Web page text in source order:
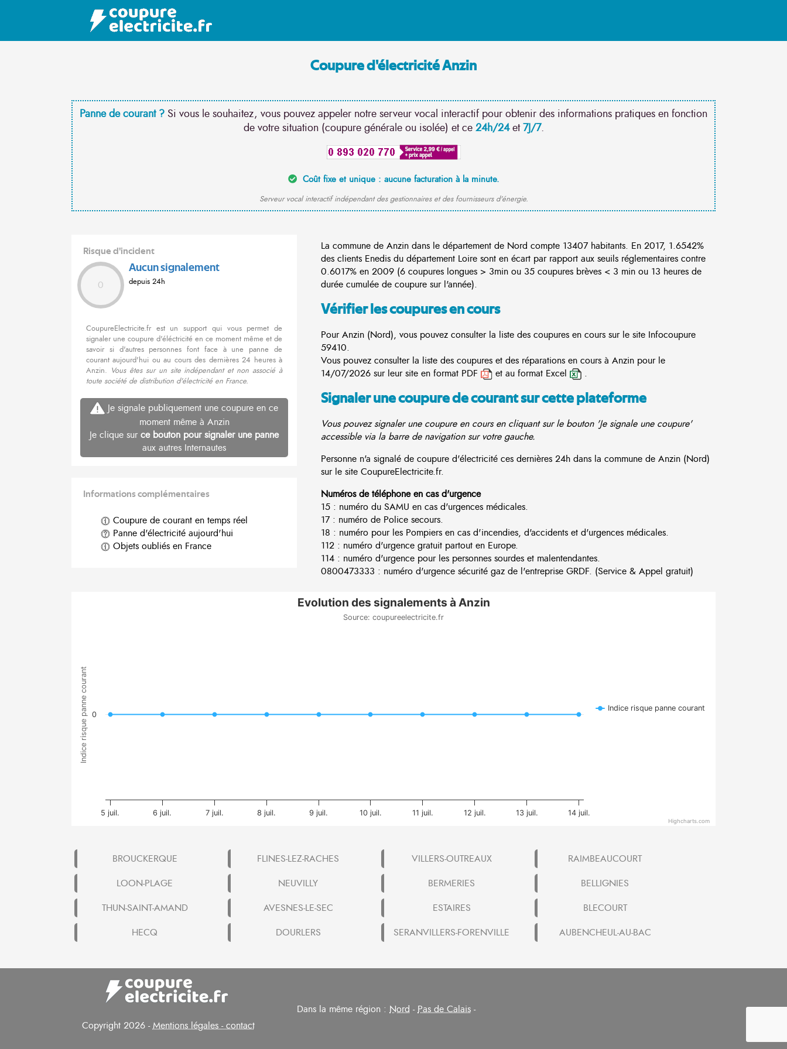
Coupure d'électricité Anzin
Panne de courant ? Si vous le souhaitez, vous pouvez appeler notre serveur vocal interactif pour obtenir des informations pratiques en fonction
de votre situation (coupure générale ou isolée) et ce 24h/24et7J/7.
Coût fixe et unique : aucune facturation à la minute.
Serveur vocal interactif indépendant des gestionnaires et des fournisseurs d'énergie.
Risque d'incident
0
Aucun signalement
depuis 24h
CoupureElectricite.fr est un support qui vous permet de
signaler une coupure d'éléctricité en ce moment même et de
savoir si d'autres personnes font face à une panne de
courant aujourd'hui ou au cours des dernières 24 heures à
Anzin. Vous êtes sur un site indépendant et non associé à
toute société de distribution d'électricité en France.
Je signale publiquement une coupure en ce
moment même à Anzin
Je clique sur ce bouton pour signaler une panne
aux autres Internautes
Informations complémentaires
Coupure de courant en temps réel
Panne d'électricité aujourd'hui
Objets oubliés en France
La commune de Anzin dans le département de Nord compte 13407 habitants. En 2017, 1.6542%
des clients Enedis du département Loire sont en écart par rapport aux seuils réglementaires contre
0.6017% en 2009 (6 coupures longues > 3min ou 35 coupures brèves < 3 min ou 13 heures de
durée cumulée de coupure sur l'année).
Vérifier les coupures en cours
Pour Anzin (Nord), vous pouvez consulter la liste des coupures en cours sur le site Infocoupure
59410.
Vous pouvez consulter la liste des coupures et des réparations en cours à Anzin pour le
14/07/2026 sur leur site en format PDF
et au format Excel .
Signaler une coupure de courant sur cette plateforme
Vous pouvez signaler une coupure en cours en cliquant sur le bouton 'Je signale une coupure'
accessible via la barre de navigation sur votre gauche.
Personne n'a signalé de coupure d'électricité ces dernières 24h dans la commune de Anzin (Nord)
sur le site CoupureElectricite.fr.
Numéros de téléphone en cas d'urgence
15 : numéro du SAMU en cas d'urgences médicales.
17 : numéro de Police secours.
18 : numéro pour les Pompiers en cas d'incendies, d'accidents et d'urgences médicales.
112 : numéro d'urgence gratuit partout en Europe.
114 : numéro d'urgence pour les personnes sourdes et malentendantes.
0800473333 : numéro d'urgence sécurité gaz de l'entreprise GRDF. (Service & Appel gratuit)
Indice risque panne courant
Evolution des signalements à Anzin
Source: coupureelectricite.fr
Indice risque panne courant
5 juil. 6 juil. 7 juil. 8 juil. 9 juil. 10 juil. 11 juil. 12 juil. 13 juil. 14 juil.
0
Highcharts.com
BROUCKERQUE FLINES-LEZ-RACHES VILLERS-OUTREAUX
RAIMBEAUCOURT
LOON-PLAGE
NEUVILLY BERMERIES
BELLIGNIES
THUN-SAINT-AMAND
AVESNES-LE-SEC ESTAIRES
BLECOURT
HECQ
DOURLERS SERANVILLERS-FORENVILLE AUBENCHEUL-AU-BAC
Copyright 2026 -Mentions légales - contact
Dans la même région : Nord -Pas de Calais -